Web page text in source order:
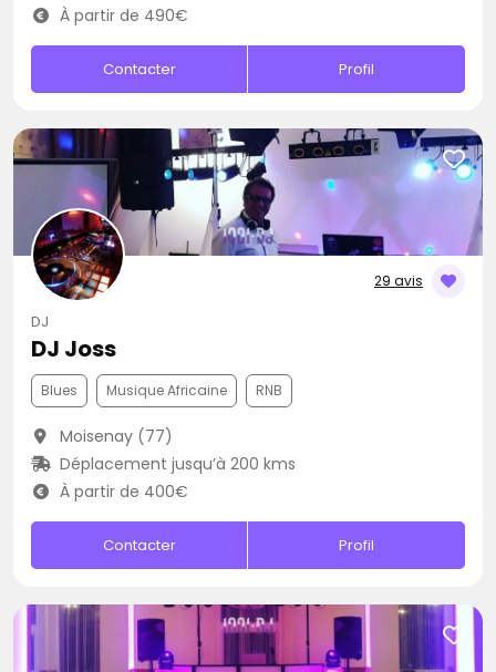
À partir de 490€
Contacter Profil
29 avis
DJ
DJ Joss
Blues Musique Africaine RNB
Moisenay (77)
Déplacement jusqu’à 200 kms
À partir de 400€
Contacter Profil